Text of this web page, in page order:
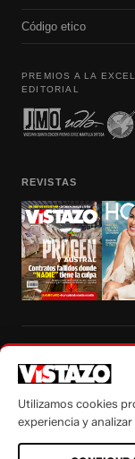
Código etico
PREMIOS A LA
EDITORIAL
REVISTAS
autorización escrita de su
Utilizamos cookies
experiencia y